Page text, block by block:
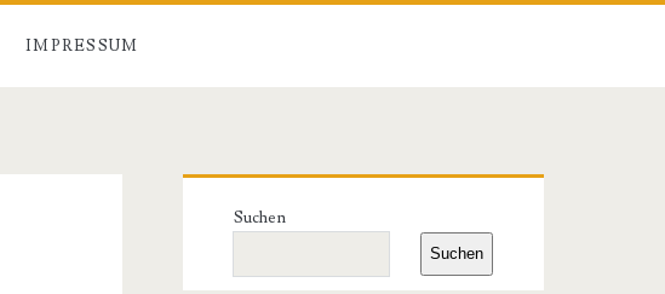
IMPRESSUM
Primäre
Seitenleiste
Suchen
Suchen